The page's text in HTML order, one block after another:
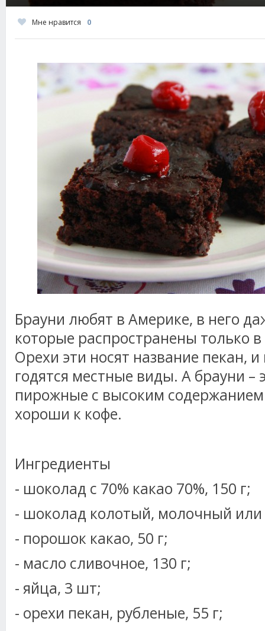
Мне нравится 0
Брауни любят в Америке, в него
которые распространены
Орехи эти носят название пекан,
годятся местные виды. А брауни –
пирожные с высоким
хороши к кофе.
Ингредиенты
- шоколад с 70% какао 70%, 150 г;
- шоколад колотый, молочный или
- порошок какао, 50 г;
- масло сливочное, 130 г;
- яйца, 3 шт;
- орехи пекан, рубленые, 55 г;